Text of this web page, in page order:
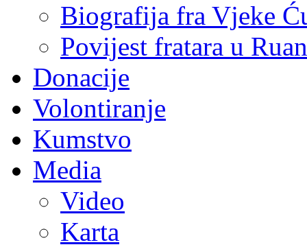
Biografija fra Vjeke
Povijest fratara u
Donacije
Volontiranje
Kumstvo
Media
Video
Karta